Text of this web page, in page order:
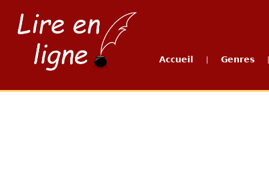
Accueil Genres